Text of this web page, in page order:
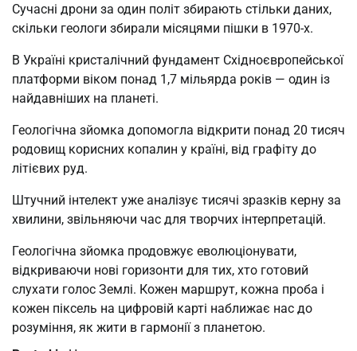
Сучасні дрони за один політ збирають стільки даних,
скільки геологи збирали місяцями пішки в 1970-х.
В Україні кристалічний фундамент Східноєвропейської
платформи віком понад 1,7 мільярда років — один із
найдавніших на планеті.
Геологічна зйомка допомогла відкрити понад 20 тисяч
родовищ корисних копалин у країні, від графіту до
літієвих руд.
Штучний інтелект уже аналізує тисячі зразків керну за
хвилини, звільняючи час для творчих інтерпретацій.
Геологічна зйомка продовжує еволюціонувати,
відкриваючи нові горизонти для тих, хто готовий
слухати голос Землі. Кожен маршрут, кожна проба і
кожен піксель на цифровій карті наближає нас до
розуміння, як жити в гармонії з планетою.